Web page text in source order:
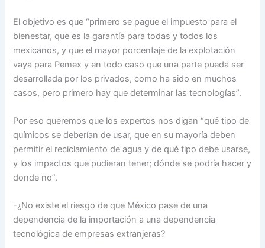
El objetivo es que “primero se pague el impuesto para el
bienestar, que es la garantía para todas y todos los
mexicanos, y que el mayor porcentaje de la explotación
vaya para Pemex y en todo caso que una parte pueda ser
desarrollada por los privados, como ha sido en muchos
casos, pero primero hay que determinar las tecnologías”.
Por eso queremos que los expertos nos digan “qué tipo de
químicos se deberían de usar, que en su mayoría deben
permitir el reciclamiento de agua y de qué tipo debe usarse,
y los impactos que pudieran tener; dónde se podría hacer y
donde no”.
-¿No existe el riesgo de que México pase de una
dependencia de la importación a una dependencia
tecnológica de empresas extranjeras?